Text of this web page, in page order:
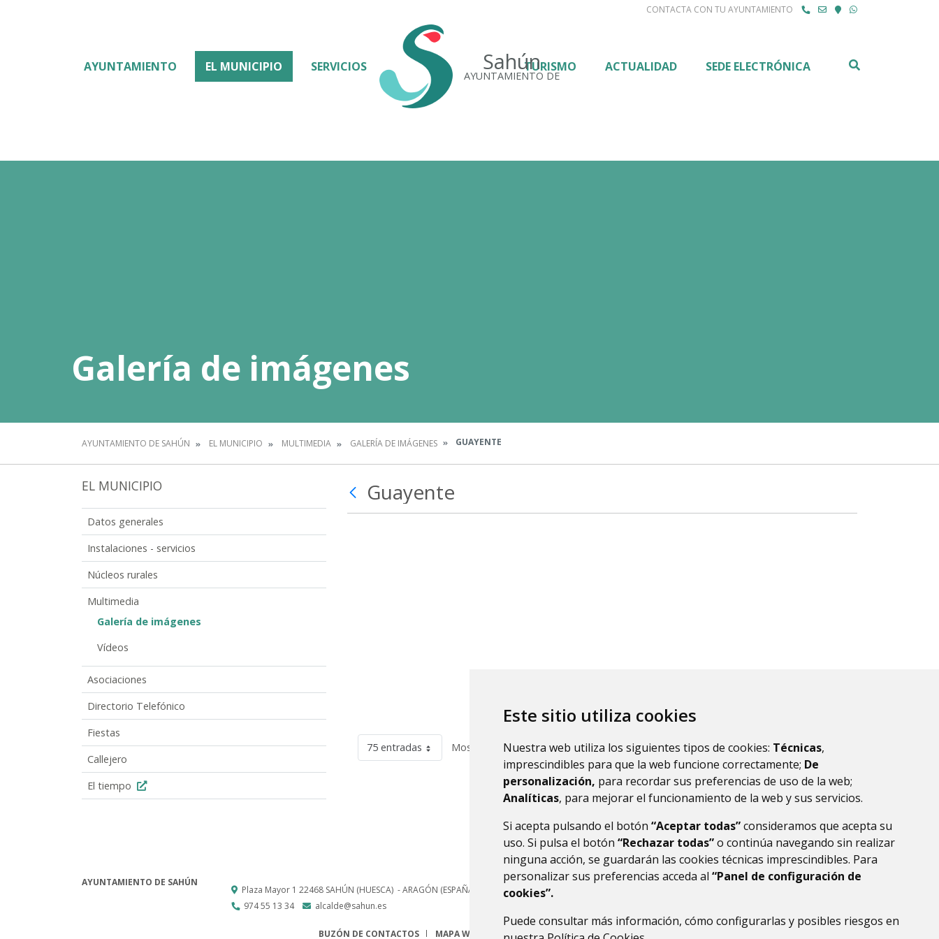
Este sitio utiliza cookies
Nuestra web utiliza los siguientes tipos de cookies: Técnicas,
imprescindibles para que la web funcione correctamente; De
personalización, para recordar sus preferencias de uso de la web;
Analíticas, para mejorar el funcionamiento de la web y sus servicios.
Si acepta pulsando el botón “Aceptar todas”consideramos que acepta su
uso. Si pulsa el botón “Rechazar todas”o continúa navegando sin realizar
ninguna acción, se guardarán las cookies técnicas imprescindibles. Para
personalizar sus preferencias acceda al “Panel de configuración de
cookies”.
Puede consultar más información, cómo configurarlas y posibles riesgos en
CONTACTA CON TU AYUNTAMIENTO
Sahún
AYUNTAMIENTO DE
AYUNTAMIENTO EL MUNICIPIO SERVICIOS TURISMO ACTUALIDAD SEDE ELECTRÓNICA
Galería de imágenes
AYUNTAMIENTO DE SAHÚN EL MUNICIPIO MULTIMEDIA GALERÍA DE IMÁGENES GUAYENTE
EL MUNICIPIO
Datos generales
Instalaciones - servicios
Núcleos rurales
Multimedia
Galería de imágenes
Vídeos
Asociaciones
Directorio Telefónico
Fiestas
Callejero
El tiempo
Guayente
75 entradas Mostrando el intervalo 1 - 9 de 9 resultados. 1
AYUNTAMIENTO DE SAHÚN
Plaza Mayor 1 22468 SAHÚN (HUESCA) - ARAGÓN (ESPAÑA)
974 55 13 34
alcalde@sahun.es
BUZÓN DE CONTACTOS MAPA WEB AVISO LEGAL PROTECCIÓN DE DATOS